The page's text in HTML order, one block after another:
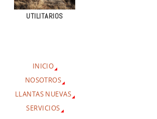
UTILITARIOS
INICIO
NOSOTROS
LLANTAS NUEVAS
SERVICIOS